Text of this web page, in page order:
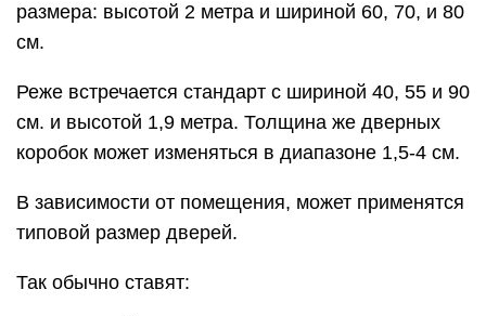
размера: высотой 2 метра и шириной 60, 70, и 80
см.
Реже встречается стандарт с шириной 40, 55 и 90
см. и высотой 1,9 метра. Толщина же дверных
коробок может изменяться в диапазоне 1,5-4 см.
В зависимости от помещения, может применятся
типовой размер дверей.
Так обычно ставят: